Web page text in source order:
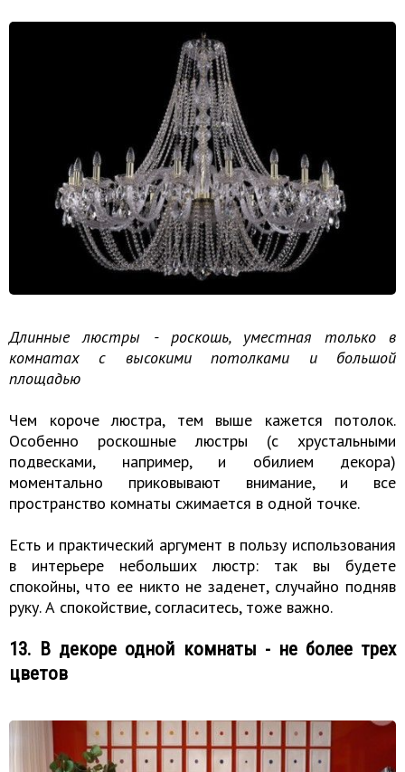
Длинные люстры - роскошь, уместная только в
комнатах с высокими потолками и большой
площадью
Чем короче люстра, тем выше кажется потолок.
Особенно роскошные люстры (с хрустальными
подвесками, например, и обилием декора)
моментально приковывают внимание, и все
пространство комнаты сжимается в одной точке.
Есть и практический аргумент в пользу использования
в интерьере небольших люстр: так вы будете
спокойны, что ее никто не заденет, случайно подняв
руку. А спокойствие, согласитесь, тоже важно.
13. В декоре одной комнаты - не более трех
цветов